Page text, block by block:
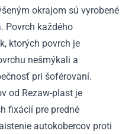
okrajom sú vyrobené
Povrch každého
ktorých povrch je
nešmýkali a
pri šoférovaní.
od Rezaw-plast je
fixácií pre predné
autokobercov proti